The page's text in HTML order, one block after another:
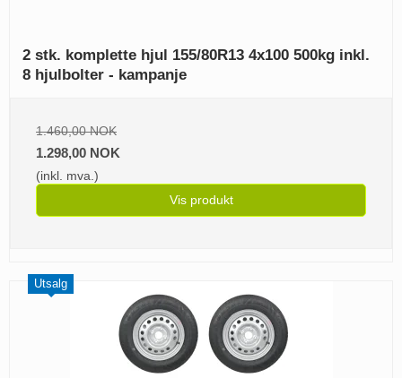
2 stk. komplette hjul 155/80R13 4x100 500kg inkl.
8 hjulbolter - kampanje
1.460,00 NOK
1.298,00 NOK
(inkl. mva.)
Vis produkt
Utsalg